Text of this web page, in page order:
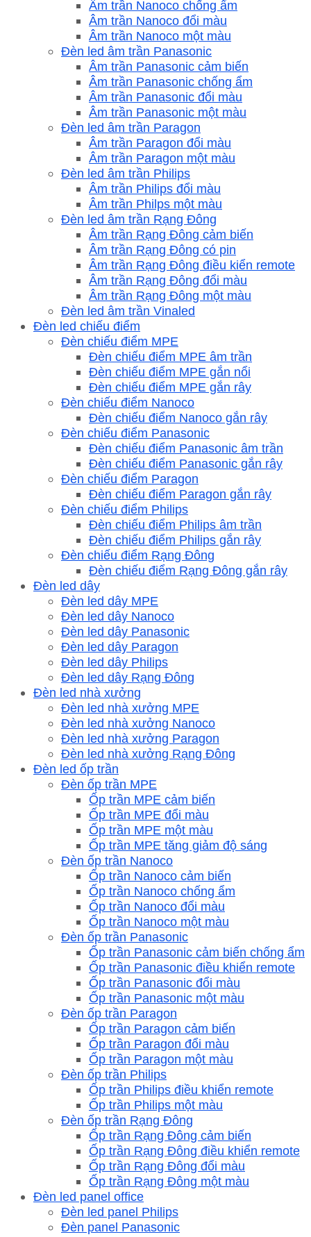
Âm trần Nanoco chống ẩm
Âm trần Nanoco đổi màu
Âm trần Nanoco một màu
Đèn led âm trần Panasonic
Âm trần Panasonic cảm biến
Âm trần Panasonic chống ẩm
Âm trần Panasonic đổi màu
Âm trần Panasonic một màu
Đèn led âm trần Paragon
Âm trần Paragon đổi màu
Âm trần Paragon một màu
Đèn led âm trần Philips
Âm trần Philips đổi màu
Âm trần Philps một màu
Đèn led âm trần Rạng Đông
Âm trần Rạng Đông cảm biến
Âm trần Rạng Đông có pin
Âm trần Rạng Đông điều kiển remote
Âm trần Rạng Đông đổi màu
Âm trần Rạng Đông một màu
Đèn led âm trần Vinaled
Đèn led chiếu điểm
Đèn chiếu điểm MPE
Đèn chiếu điểm MPE âm trần
Đèn chiếu điểm MPE gắn nổi
Đèn chiếu điểm MPE gắn rây
Đèn chiếu điểm Nanoco
Đèn chiếu điểm Nanoco gắn rây
Đèn chiếu điểm Panasonic
Đèn chiếu điểm Panasonic âm trần
Đèn chiếu điểm Panasonic gắn rây
Đèn chiếu điểm Paragon
Đèn chiếu điểm Paragon gắn rây
Đèn chiếu điểm Philips
Đèn chiếu điểm Philips âm trần
Đèn chiếu điểm Philips gắn rây
Đèn chiếu điểm Rạng Đông
Đèn chiếu điểm Rạng Đông gắn rây
Đèn led dây
Đèn led dây MPE
Đèn led dây Nanoco
Đèn led dây Panasonic
Đèn led dây Paragon
Đèn led dây Philips
Đèn led dây Rạng Đông
Đèn led nhà xưởng
Đèn led nhà xưởng MPE
Đèn led nhà xưởng Nanoco
Đèn led nhà xưởng Paragon
Đèn led nhà xưởng Rạng Đông
Đèn led ốp trần
Đèn ốp trần MPE
Ốp trần MPE cảm biến
Ốp trần MPE đổi màu
Ốp trần MPE một màu
Ốp trần MPE tăng giảm độ sáng
Đèn ốp trần Nanoco
Ốp trần Nanoco cảm biến
Ốp trần Nanoco chống ẩm
Ốp trần Nanoco đổi màu
Ốp trần Nanoco một màu
Đèn ốp trần Panasonic
Ốp trần Panasonic cảm biến chống ẩm
Ốp trần Panasonic điều khiển remote
Ốp trần Panasonic đổi màu
Ốp trần Panasonic một màu
Đèn ốp trần Paragon
Ốp trần Paragon cảm biến
Ốp trần Paragon đổi màu
Ốp trần Paragon một màu
Đèn ốp trần Philips
Ốp trần Philips điều khiển remote
Ốp trần Philips một màu
Đèn ốp trần Rạng Đông
Ốp trần Rạng Đông cảm biến
Ốp trần Rạng Đông điều khiển remote
Ốp trần Rạng Đông đổi màu
Ốp trần Rạng Đông một màu
Đèn led panel office
Đèn led panel Philips
Đèn panel Panasonic